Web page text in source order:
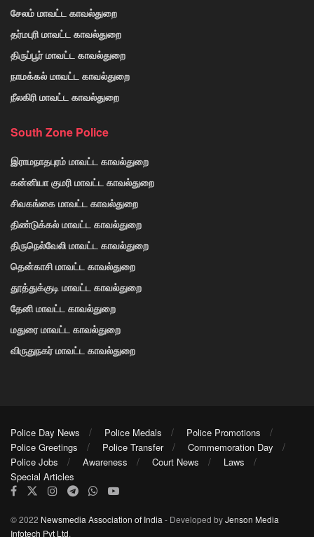
சேலம் மாவட்ட காவல்துறை
தர்மபுரி மாவட்ட காவல்துறை
திருப்பூர் மாவட்ட காவல்துறை
நாமக்கல் மாவட்ட காவல்துறை
நீலகிரி மாவட்ட காவல்துறை
South Zone Police
இராமநாதபுரம் மாவட்ட காவல்துறை
கன்னியா குமரி மாவட்ட காவல்துறை
சிவகங்கை மாவட்ட காவல்துறை
திண்டுக்கல் மாவட்ட காவல்துறை
திருநெல்வேலி மாவட்ட காவல்துறை
தென்காசி மாவட்ட காவல்துறை
தூத்துக்குடி மாவட்ட காவல்துறை
தேனி மாவட்ட காவல்துறை
மதுரை மாவட்ட காவல்துறை
விருதுநகர் மாவட்ட காவல்துறை
Police Day News Police Medals
Police Promotions
Police Greetings
Police Transfer
Commemoration Day
Police Jobs
Awareness Court News
Laws
Special Articles
© 2022 Newsmedia Association of India - Developed byJenson Media
Infotech Pvt Ltd.